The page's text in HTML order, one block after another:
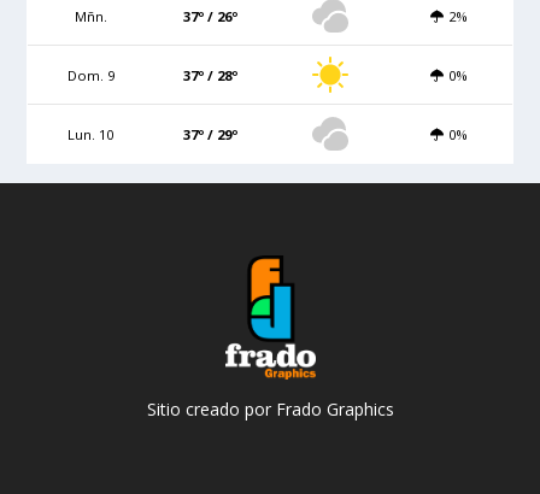
Mñn. 37º / 26º 2%
Dom. 9 37º / 28º 0%
Lun. 10 37º / 29º 0%
Sitio creado por Frado Graphics